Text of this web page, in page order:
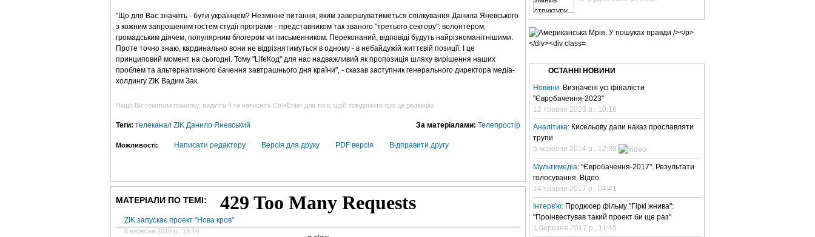
"Що для Вас значить - бути українцем? Незмінне питання, яким завершуватиметься спілкування Данила Яневського
з кожним запрошеним гостем студії програми - представником так званого "третього сектору": волонтером,
громадським діячем, популярним блогером чи письменником. Переконаний, відповіді будуть найрізноманітнішими.
Проте точно знаю, кардинально вони не відрізнятимуться в одному - в небайдужій життєвій позиції. І це
принциповий момент на сьогодні. Тому "LifeКод" для нас надважливий як пропозиція шляху вирішення наших
проблем та альтернативного бачення завтрашнього дня країни", - сказав заступник генерального директора медіа-
холдингу ZIK Вадим Зак.
Якщо Ви помітили помилку, виділіть її та натисніть Ctrl+Enter для того, щоб повідомити про це редакцію
За матеріалами: Телепростір
Теги: телеканал ZIK Данило Яневський
Можливості: Написати редактору Версія для друку PDF версія Відправити другу
МАТЕРІАЛИ ПО ТЕМІ:
ZIK запускає проект "Нова кров"
8 вересня 2016 р., 16:16
ОСТАННІ НОВИНИ
Новини: Визначені усі фіналісти
"Євробачення-2023"
12 травня 2023 р., 10:16
Аналітика: Кисельову дали наказ прославляти
трупи
5 вересня 2014 р., 12:38
Мультимедіа: "Євробачення-2017". Результати
голосування. Відео
14 травня 2017 р., 04:41
Інтерв'ю: Продюсер фільму "Гіркі жнива":
"Проінвестував такий проект би ще раз"
1 березня 2017 р., 11:45